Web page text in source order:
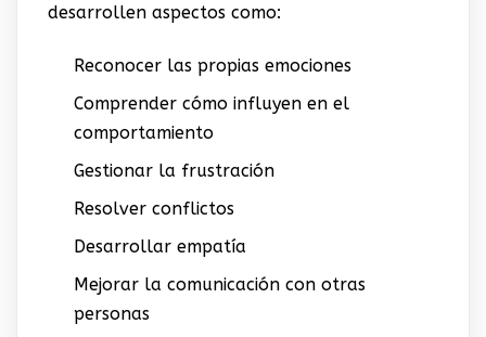
desarrollen aspectos como:
Reconocer las propias emociones
Comprender cómo influyen en el
comportamiento
Gestionar la frustración
Resolver conflictos
Desarrollar empatía
Mejorar la comunicación con otras
personas